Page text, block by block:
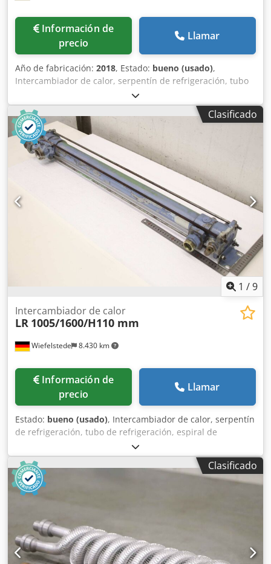
Información de
precio
Llamar
Año de fabricación: 2018, Estado: bueno (usado),
Intercambiador de calor, serpentín de refrigeración, tubo
de refrigeración, espiral de refrigeración, intercambiador
de calor de haz tubular, enfriador de aceite - Fabricante:
Jiangsu, intercambiador de calor tipo SL-421 - Bomba:
Aulank CPS-20 de 1,5 kW - Caudal: 180 l/min - Depósito:
material acero inoxidable, con indicador de nivel -
Dimensiones de transporte: 1180/780/H760 mm Chjdpfexl
R Rnox Ap Eea - Peso: 80 kg
Clasificado
1 /9
Wiefelstede 8.430 km
Intercambiador de calor
LR 1005/1600/H110 mm
Información de
precio
Llamar
Estado: bueno (usado), Intercambiador de calor, serpentín
de refrigeración, tubo de refrigeración, espiral de
refrigeración, intercambiador de calor de haz tubular,
enfriador de aceite Chjdpfx Apsyzn Dte Eea -
Intercambiador de calor: enfriador de aceite,
intercambiador de calor de haz tubular -
Conexiones/medidas: ver fotos -Dimensiones:
Clasificado